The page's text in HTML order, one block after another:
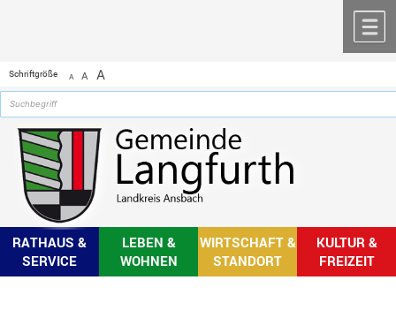
Schriftgröße A A A
RATHAUS &
SERVICE
LEBEN &
WOHNEN
WIRTSCHAFT &
STANDORT
KULTUR &
FREIZEIT